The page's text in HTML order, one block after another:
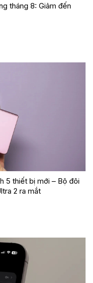
tháng 8: Giảm đến
5 thiết bị mới – Bộ đôi
2 ra mắt